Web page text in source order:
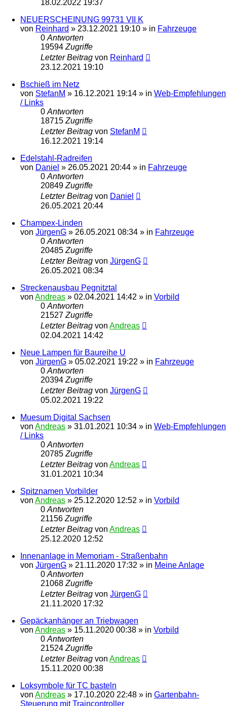
18.02.2022 19:37
NEUERSCHEINUNG 99731 VII K
von Reinhard » 23.12.2021 19:10 » in Fahrzeuge
0 Antworten
19594 Zugriffe
Letzter Beitrag von Reinhard
23.12.2021 19:10
Bschieß im Netz
von StefanM » 16.12.2021 19:14 » in Web-Empfehlungen
/ Links
0 Antworten
18715 Zugriffe
Letzter Beitrag von StefanM
16.12.2021 19:14
Edelstahl-Radreifen
von Daniel » 26.05.2021 20:44 » in Fahrzeuge
0 Antworten
20849 Zugriffe
Letzter Beitrag von Daniel
26.05.2021 20:44
Champex-Linden
von JürgenG » 26.05.2021 08:34 » in Fahrzeuge
0 Antworten
20485 Zugriffe
Letzter Beitrag von JürgenG
26.05.2021 08:34
Streckenausbau Pegnitztal
von Andreas » 02.04.2021 14:42 » in Vorbild
0 Antworten
21527 Zugriffe
Letzter Beitrag von Andreas
02.04.2021 14:42
Neue Lampen für Baureihe U
von JürgenG » 05.02.2021 19:22 » in Fahrzeuge
0 Antworten
20394 Zugriffe
Letzter Beitrag von JürgenG
05.02.2021 19:22
Muesum Digital Sachsen
von Andreas » 31.01.2021 10:34 » in Web-Empfehlungen
/ Links
0 Antworten
20785 Zugriffe
Letzter Beitrag von Andreas
31.01.2021 10:34
Spitznamen Vorbilder
von Andreas » 25.12.2020 12:52 » in Vorbild
0 Antworten
21156 Zugriffe
Letzter Beitrag von Andreas
25.12.2020 12:52
Innenanlage in Memoriam - Straßenbahn
von JürgenG » 21.11.2020 17:32 » in Meine Anlage
0 Antworten
21068 Zugriffe
Letzter Beitrag von JürgenG
21.11.2020 17:32
Gepäckanhänger an Triebwagen
von Andreas » 15.11.2020 00:38 » in Vorbild
0 Antworten
21524 Zugriffe
Letzter Beitrag von Andreas
15.11.2020 00:38
Loksymbole für TC basteln
von Andreas » 17.10.2020 22:48 » in Gartenbahn-
Steuerung mit Traincontroller